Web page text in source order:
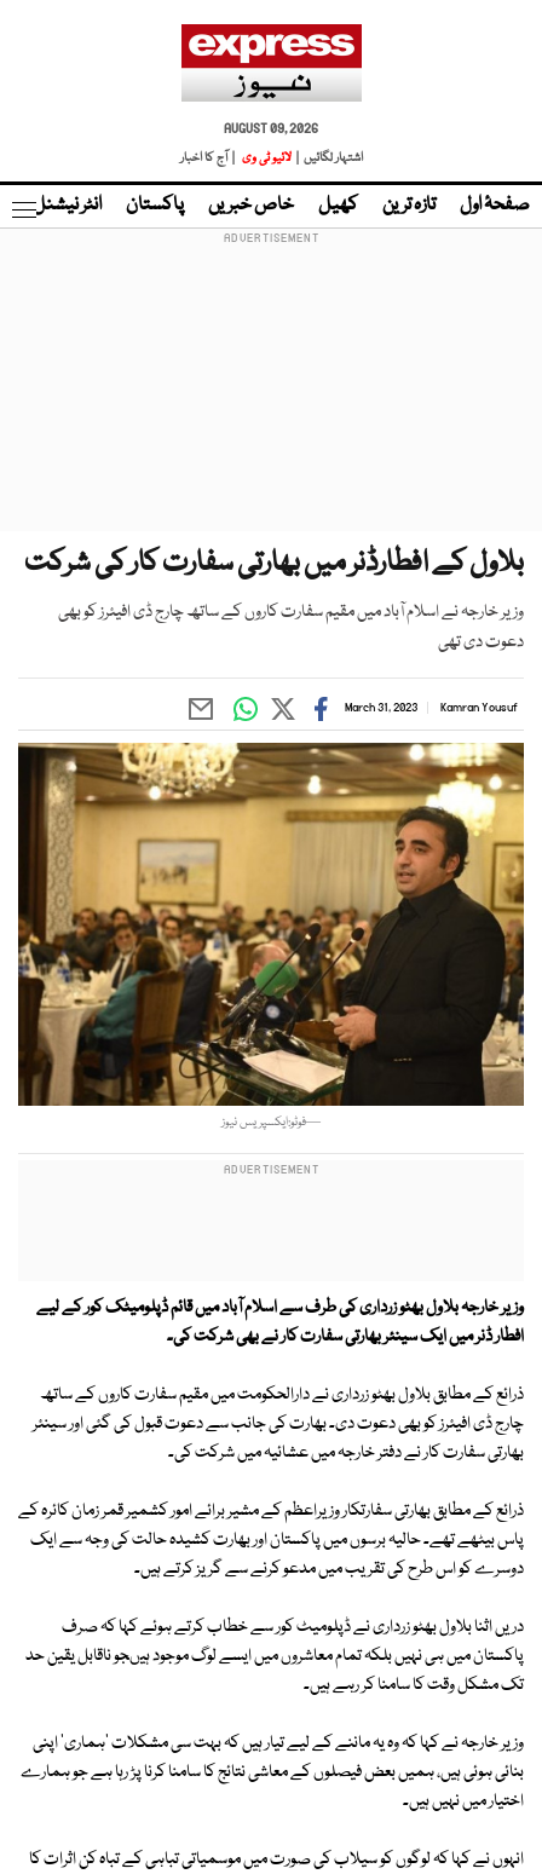
AUGUST 09, 2026
اشتہار لگائیں |
لائیو ٹی وی | آج کا اخبار
صفحۂ اول تازہ ترین کھیل خاص خبریں پاکستان انٹر نیشنل
بلاول کے افطارڈنر میں بھارتی سفارت کار کی شرکت
وزیر خارجہ نے اسلام آباد میں مقیم سفارت کاروں کے ساتھ چارج ڈی افیئرز کو بھی
دعوت دی تھی
Kamran Yousuf
March 31, 2023
—فوٹو:ایکسپریس نیوز
وزیر خارجہ بلاول بھٹو زرداری کی طرف سے اسلام آباد میں قائم ڈپلومیٹک کور کے لیے
افطار ڈنر میں ایک سینئر بھارتی سفارت کار نے بھی شرکت کی۔
ذرائع کے مطابق بلاول بھٹو زرداری نے دارالحکومت میں مقیم سفارت کاروں کے ساتھ
چارج ڈی افیئرز کو بھی دعوت دی۔ بھارت کی جانب سے دعوت قبول کی گئی اور سینئر
بھارتی سفارت کار نے دفتر خارجہ میں عشائیہ میں شرکت کی۔
ذرائع کے مطابق بھارتی سفارتکار وزیراعظم کے مشیر برائے امور کشمیر قمر زمان کائرہ کے
پاس بیٹھے تھے۔ حالیہ برسوں میں پاکستان اور بھارت کشیدہ حالت کی وجہ سے ایک
دوسرے کو اس طرح کی تقریب میں مدعو کرنے سے گریز کرتے ہیں۔
دریں اثنا بلاول بھٹو زرداری نے ڈپلومیٹ کور سے خطاب کرتے ہوئے کہا کہ صرف
پاکستان میں ہی نہیں بلکہ تمام معاشروں میں ایسے لوگ موجود ہیںجو ناقابل یقین حد
تک مشکل وقت کا سامنا کر رہے ہیں۔
وزیر خارجہ نے کہا کہ وہ یہ ماننے کے لیے تیار ہیں کہ بہت سی مشکلات 'ہماری' اپنی
بنائی ہوئی ہیں، ہمیں بعض فیصلوں کے معاشی نتائج کا سامنا کرنا پڑ رہا ہے جو ہمارے
اختیار میں نہیں ہیں۔
انہوں نے کہا کہ لوگوں کو سیلاب کی صورت میں موسمیاتی تباہی کے تباہ کن اثرات کا